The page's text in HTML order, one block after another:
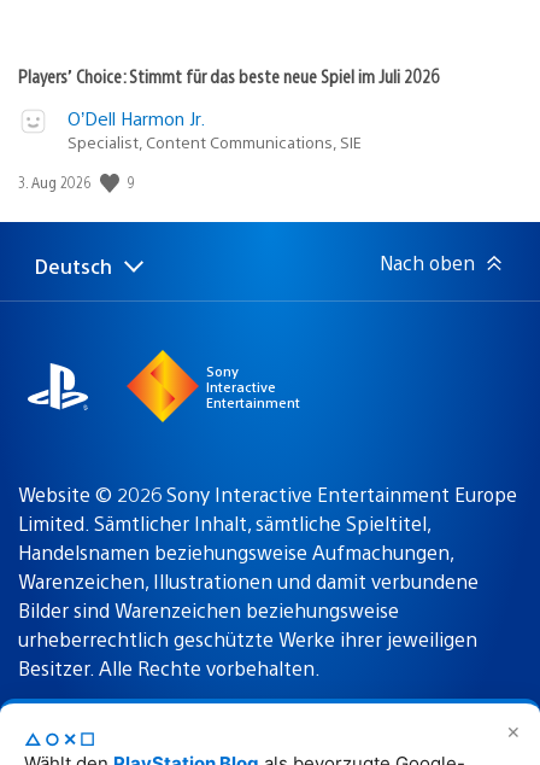
✕
△○✕☐
Players’ Choice: Stimmt für das beste neue Spiel im Juli 2026
O’Dell Harmon Jr.
Specialist, Content Communications, SIE
Veröffentlichungsdatum:
3. Aug 2026 9
Select
a
Aktuelle
Region:
Deutsch Nach oben
Sony
Interactive
Entertainment
Website © 2026 Sony Interactive Entertainment Europe
Limited. Sämtlicher Inhalt, sämtliche Spieltitel,
Handelsnamen beziehungsweise Aufmachungen,
Warenzeichen, Illustrationen und damit verbundene
Bilder sind Warenzeichen beziehungsweise
urheberrechtlich geschützte Werke ihrer jeweiligen
Besitzer. Alle Rechte vorbehalten.